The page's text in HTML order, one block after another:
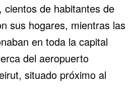
cientos de habitantes de
sus hogares, mientras las
en toda la capital
del aeropuerto
situado próximo al